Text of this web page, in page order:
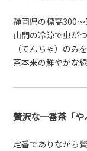
静岡県の標高300
山間の冷涼で虫が
（てんちゃ）のみ
茶本来の鮮やかな
贅沢な一番茶「
定番でありながら